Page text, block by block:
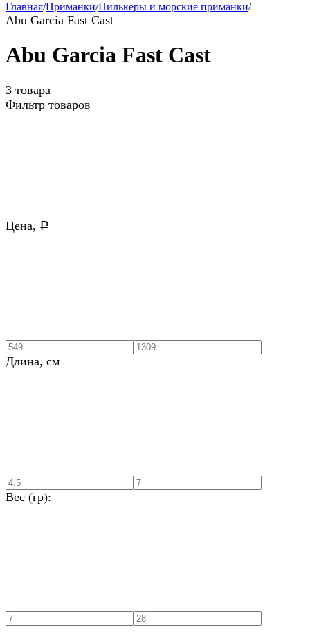
Главная/Приманки/Пилькеры и морские приманки/
Abu Garcia Fast Cast
Abu Garcia Fast Cast
3 товара
Фильтр товаров
Цена, Р
Длина, см
Вес (гр):